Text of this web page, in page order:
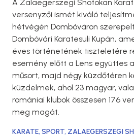
A Zalaegerszegi Shotokan
versenyzői ismét kiváló
hétvégén Dombóváron
Dombóvári Karatesuli Kupán,
éves történetének tiszteletére
esemény előtt a Lens együttes
műsort, majd négy küzdőtéren
küzdelmek, ahol 23 magyar,
romániai klubok összesen 176
meg magát.
KARATE,SPORT, ZALAEGERSZEGI